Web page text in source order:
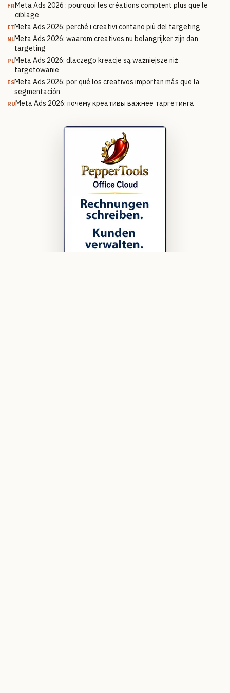
FR Meta Ads 2026 : pourquoi les créations comptent plus que le
ciblage
IT Meta Ads 2026: perché i creativi contano più del targeting
NLMeta Ads 2026: waarom creatives nu belangrijker zijn dan
targeting
PLMeta Ads 2026: dlaczego kreacje są ważniejsze niż
targetowanie
ESMeta Ads 2026: por qué los creativos importan más que la
segmentación
RU Meta Ads 2026: почему креативы важнее таргетинга